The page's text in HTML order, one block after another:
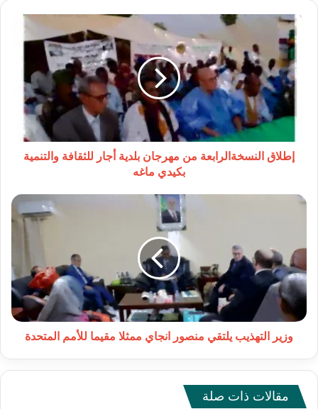
إطلاق
النسخةالرابعة
مهرجان
بلدية
بكيدي
ماغهإطلاق النسخةالرابعة من مهرجان بلدية أجار للثقافة والتنمية
بكيدي ماغه
وزير
منصور
انجاي
ممثلا
مقيما
للأمم
المتحدة
وزير التهذيب يلتقي منصور انجاي ممثلا مقيما للأمم المتحدة
مقالات ذات صلة